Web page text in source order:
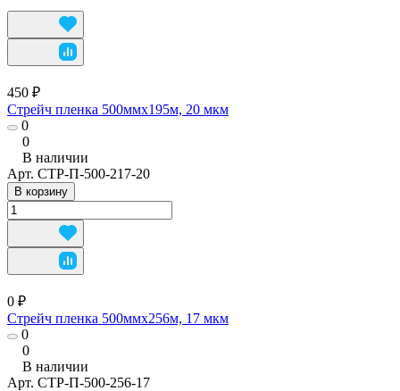
450 ₽
Стрейч пленка 500ммх195м, 20 мкм
0
0
В наличии
Арт. СТР-П-500-217-20
В корзину
0 ₽
Стрейч пленка 500ммх256м, 17 мкм
0
0
В наличии
Арт. СТР-П-500-256-17